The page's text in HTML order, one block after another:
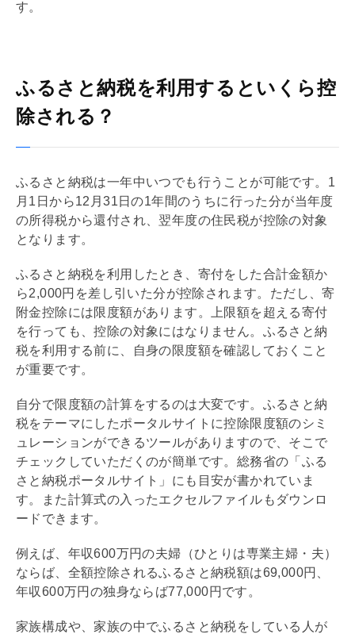
す。
ふるさと納税を利用するといくら控
除される？
ふるさと納税は一年中いつでも行うことが可能です。1
月1日から12月31日の1年間のうちに行った分が当年度
の所得税から還付され、翌年度の住民税が控除の対象
となります。
ふるさと納税を利用したとき、寄付をした合計金額か
ら2,000円を差し引いた分が控除されます。ただし、寄
附金控除には限度額があります。上限額を超える寄付
を行っても、控除の対象にはなりません。ふるさと納
税を利用する前に、自身の限度額を確認しておくこと
が重要です。
自分で限度額の計算をするのは大変です。ふるさと納
税をテーマにしたポータルサイトに控除限度額のシミ
ュレーションができるツールがありますので、そこで
チェックしていただくのが簡単です。総務省の「ふる
さと納税ポータルサイト」にも目安が書かれていま
す。また計算式の入ったエクセルファイルもダウンロ
ードできます。
例えば、年収600万円の夫婦（ひとりは専業主婦・夫）
ならば、全額控除されるふるさと納税額は69,000円、
年収600万円の独身ならば77,000円です。
家族構成や、家族の中でふるさと納税をしている人が